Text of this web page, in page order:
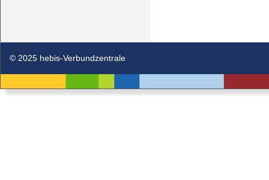
© 2025 hebis-Verbundzentrale